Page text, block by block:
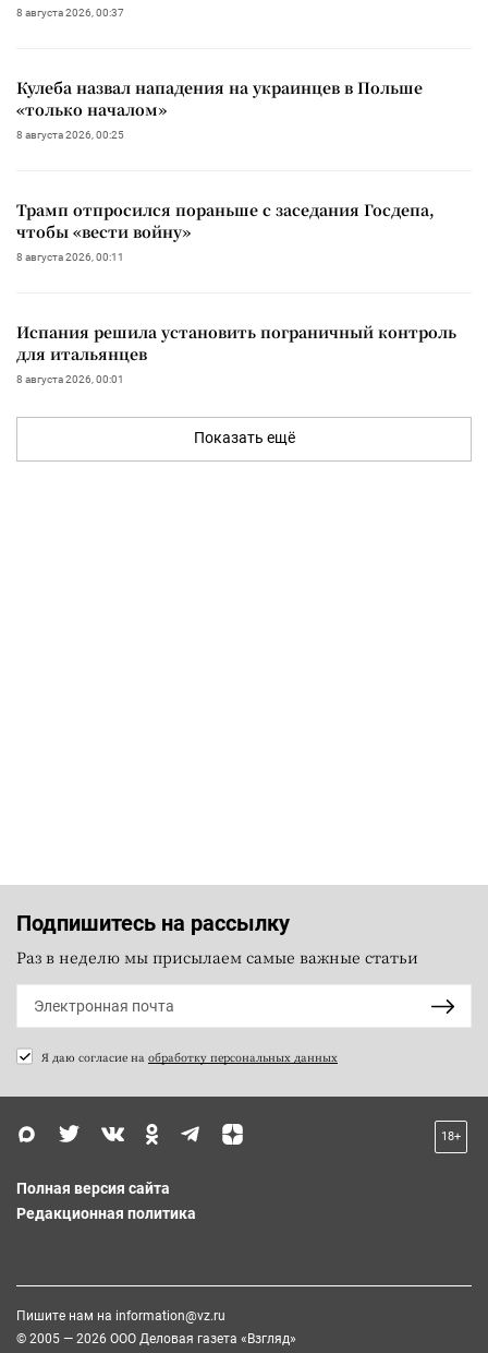
8 августа 2026, 00:37
Кулеба назвал нападения на украинцев в Польше
«только началом»
8 августа 2026, 00:25
Трамп отпросился пораньше с заседания Госдепа,
чтобы «вести войну»
8 августа 2026, 00:11
Испания решила установить пограничный контроль
для итальянцев
8 августа 2026, 00:01
Показать ещё
Подпишитесь на рассылку
Раз в неделю мы присылаем самые важные статьи
Я даю согласие на обработку персональных данных
18+
Полная версия сайта
Редакционная политика
Пишите нам на information@vz.ru
© 2005 — 2026 ООО Деловая газета «Взгляд»